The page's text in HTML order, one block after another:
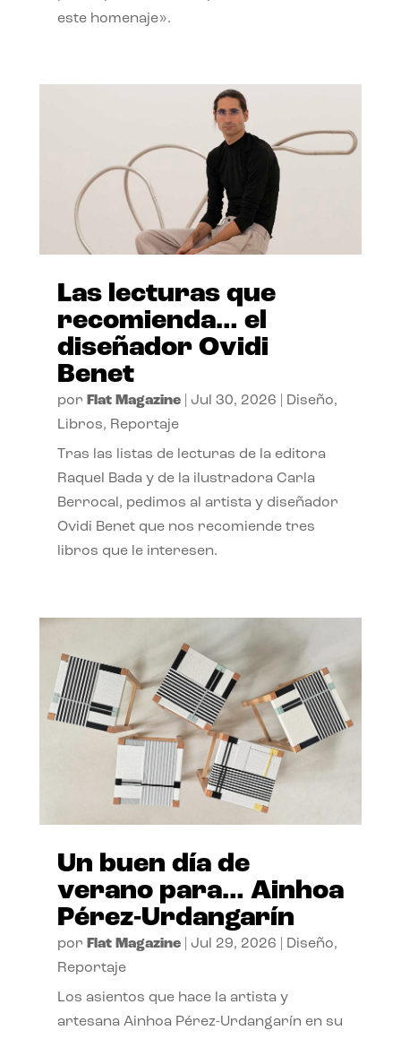
este homenaje».
Las lecturas que
recomienda… el
diseñador Ovidi
Benet
por Flat Magazine| Jul 30, 2026 Diseño,
Libros, Reportaje
Tras las listas de lecturas de la editora
Raquel Bada y de la ilustradora Carla
Berrocal, pedimos al artista y diseñador
Ovidi Benet que nos recomiende tres
libros que le interesen.
Un buen día de
verano para… Ainhoa
Pérez-Urdangarín
por Flat Magazine| Jul 29, 2026 Diseño,
Reportaje
Los asientos que hace la artista y
artesana Ainhoa Pérez-Urdangarín en su